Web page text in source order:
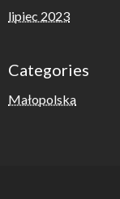
lipiec 2023
Categories
Małopolska